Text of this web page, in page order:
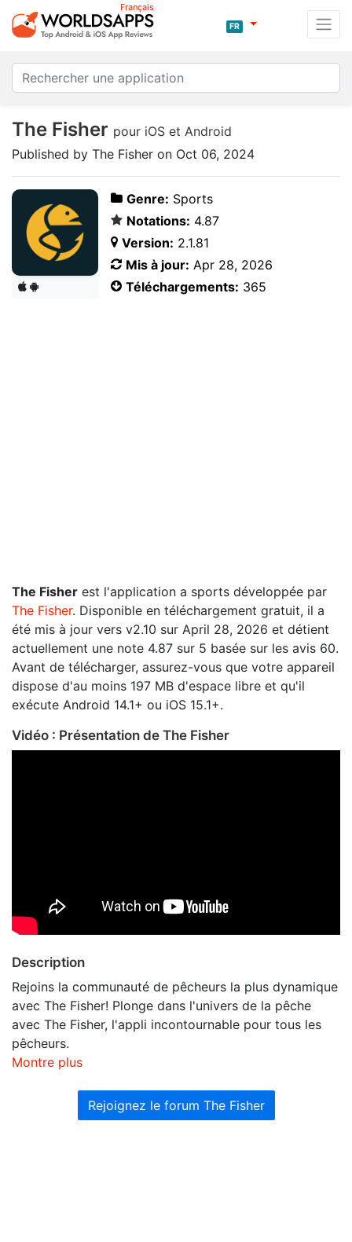
Français
FR
The Fisher pour iOS et Android
Published by The Fisher on Oct 06, 2024
Genre: Sports
Notations: 4.87
Version: 2.1.81
Mis à jour: Apr 28, 2026
Téléchargements: 365
The Fisher est l'application a sports développée par
The Fisher. Disponible en téléchargement gratuit, il a
été mis à jour vers v2.10 sur April 28, 2026 et détient
actuellement une note 4.87 sur 5 basée sur les avis 60.
Avant de télécharger, assurez-vous que votre appareil
dispose d'au moins 197 MB d'espace libre et qu'il
exécute Android 14.1+ ou iOS 15.1+.
Vidéo : Présentation de The Fisher
Description
Rejoins la communauté de pêcheurs la plus dynamique
avec The Fisher! Plonge dans l'univers de la pêche
avec The Fisher, l'appli incontournable pour tous les
pêcheurs.
Montre plus
Rejoignez le forum The Fisher